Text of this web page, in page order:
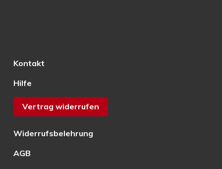
Kontakt
Hilfe
Vertrag widerrufen
Widerrufsbelehrung
AGB